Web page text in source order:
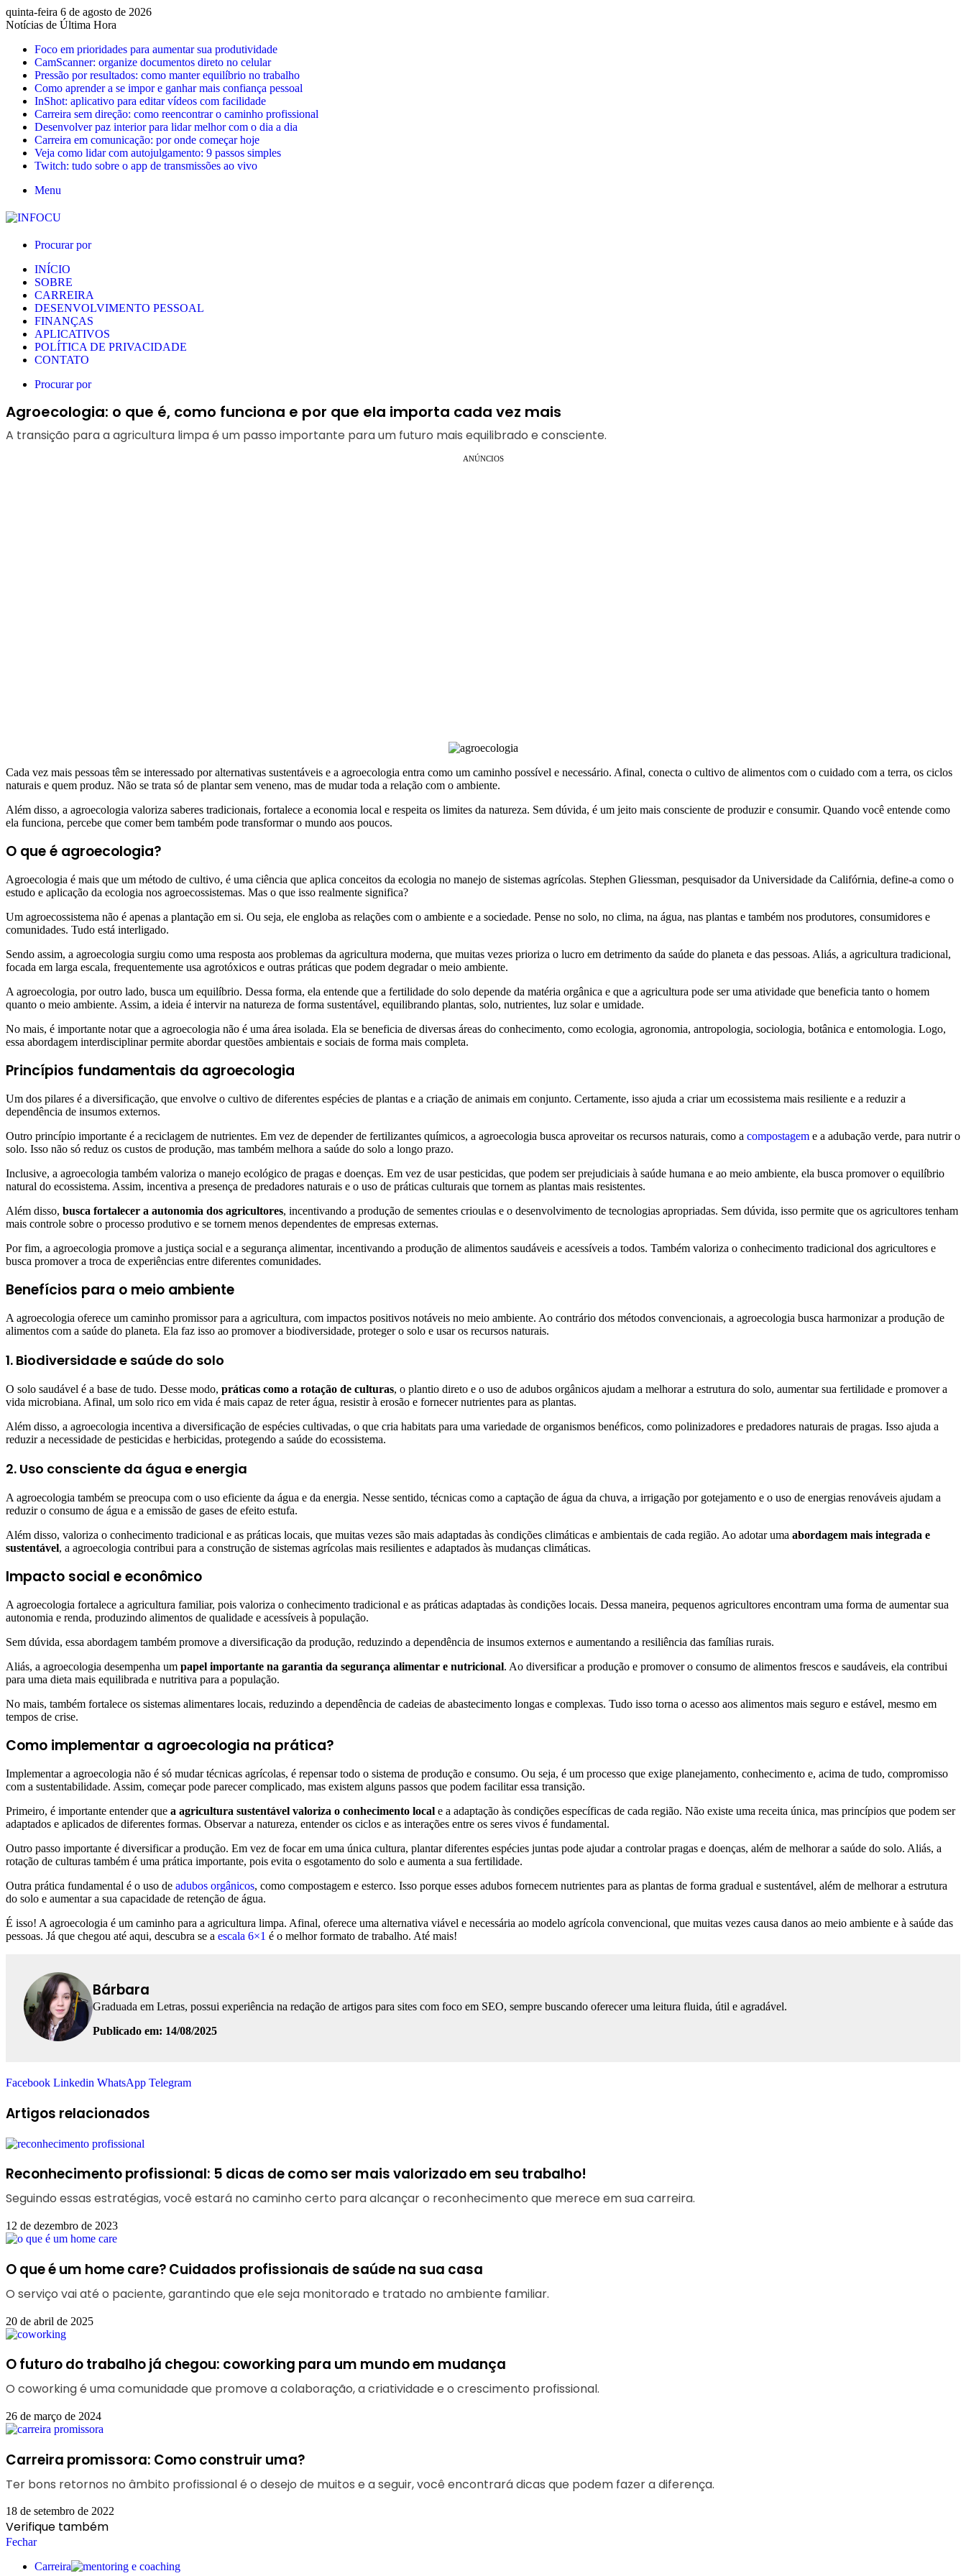
quinta-feira 6 de agosto de 2026
Notícias de Última Hora
Foco em prioridades para aumentar sua produtividade
CamScanner: organize documentos direto no celular
Pressão por resultados: como manter equilíbrio no trabalho
Como aprender a se impor e ganhar mais confiança pessoal
InShot: aplicativo para editar vídeos com facilidade
Carreira sem direção: como reencontrar o caminho profissional
Desenvolver paz interior para lidar melhor com o dia a dia
Carreira em comunicação: por onde começar hoje
Veja como lidar com autojulgamento: 9 passos simples
Twitch: tudo sobre o app de transmissões ao vivo
Menu
Procurar por
INÍCIO
SOBRE
CARREIRA
DESENVOLVIMENTO PESSOAL
FINANÇAS
APLICATIVOS
POLÍTICA DE PRIVACIDADE
CONTATO
Procurar por
Agroecologia: o que é, como funciona e por que ela importa cada vez mais
A transição para a agricultura limpa é um passo importante para um futuro mais equilibrado e consciente.
ANÚNCIOS
Cada vez mais pessoas têm se interessado por alternativas sustentáveis e a agroecologia entra como um caminho possível e necessário. Afinal, conecta o cultivo de alimentos com o cuidado com a terra, os ciclos
naturais e quem produz. Não se trata só de plantar sem veneno, mas de mudar toda a relação com o ambiente.
Além disso, a agroecologia valoriza saberes tradicionais, fortalece a economia local e respeita os limites da natureza. Sem dúvida, é um jeito mais consciente de produzir e consumir. Quando você entende como
ela funciona, percebe que comer bem também pode transformar o mundo aos poucos.
O que é agroecologia?
Agroecologia é mais que um método de cultivo, é uma ciência que aplica conceitos da ecologia no manejo de sistemas agrícolas. Stephen Gliessman, pesquisador da Universidade da Califórnia, define-a como o
estudo e aplicação da ecologia nos agroecossistemas. Mas o que isso realmente significa?
Um agroecossistema não é apenas a plantação em si. Ou seja, ele engloba as relações com o ambiente e a sociedade. Pense no solo, no clima, na água, nas plantas e também nos produtores, consumidores e
comunidades. Tudo está interligado.
Sendo assim, a agroecologia surgiu como uma resposta aos problemas da agricultura moderna, que muitas vezes prioriza o lucro em detrimento da saúde do planeta e das pessoas. Aliás, a agricultura tradicional,
focada em larga escala, frequentemente usa agrotóxicos e outras práticas que podem degradar o meio ambiente.
A agroecologia, por outro lado, busca um equilíbrio. Dessa forma, ela entende que a fertilidade do solo depende da matéria orgânica e que a agricultura pode ser uma atividade que beneficia tanto o homem
quanto o meio ambiente. Assim, a ideia é intervir na natureza de forma sustentável, equilibrando plantas, solo, nutrientes, luz solar e umidade.
No mais, é importante notar que a agroecologia não é uma área isolada. Ela se beneficia de diversas áreas do conhecimento, como ecologia, agronomia, antropologia, sociologia, botânica e entomologia. Logo,
essa abordagem interdisciplinar permite abordar questões ambientais e sociais de forma mais completa.
Princípios fundamentais da agroecologia
Um dos pilares é a diversificação, que envolve o cultivo de diferentes espécies de plantas e a criação de animais em conjunto. Certamente, isso ajuda a criar um ecossistema mais resiliente e a reduzir a
dependência de insumos externos.
Outro princípio importante é a reciclagem de nutrientes. Em vez de depender de fertilizantes químicos, a agroecologia busca aproveitar os recursos naturais, como a compostagem e a adubação verde, para nutrir o
solo. Isso não só reduz os custos de produção, mas também melhora a saúde do solo a longo prazo.
Inclusive, a agroecologia também valoriza o manejo ecológico de pragas e doenças. Em vez de usar pesticidas, que podem ser prejudiciais à saúde humana e ao meio ambiente, ela busca promover o equilíbrio
natural do ecossistema. Assim, incentiva a presença de predadores naturais e o uso de práticas culturais que tornem as plantas mais resistentes.
Além disso, busca fortalecer a autonomia dos agricultores, incentivando a produção de sementes crioulas e o desenvolvimento de tecnologias apropriadas. Sem dúvida, isso permite que os agricultores tenham
mais controle sobre o processo produtivo e se tornem menos dependentes de empresas externas.
Por fim, a agroecologia promove a justiça social e a segurança alimentar, incentivando a produção de alimentos saudáveis e acessíveis a todos. Também valoriza o conhecimento tradicional dos agricultores e
busca promover a troca de experiências entre diferentes comunidades.
Benefícios para o meio ambiente
A agroecologia oferece um caminho promissor para a agricultura, com impactos positivos notáveis no meio ambiente. Ao contrário dos métodos convencionais, a agroecologia busca harmonizar a produção de
alimentos com a saúde do planeta. Ela faz isso ao promover a biodiversidade, proteger o solo e usar os recursos naturais.
1. Biodiversidade e saúde do solo
O solo saudável é a base de tudo. Desse modo, práticas como a rotação de culturas, o plantio direto e o uso de adubos orgânicos ajudam a melhorar a estrutura do solo, aumentar sua fertilidade e promover a
vida microbiana. Afinal, um solo rico em vida é mais capaz de reter água, resistir à erosão e fornecer nutrientes para as plantas.
Além disso, a agroecologia incentiva a diversificação de espécies cultivadas, o que cria habitats para uma variedade de organismos benéficos, como polinizadores e predadores naturais de pragas. Isso ajuda a
reduzir a necessidade de pesticidas e herbicidas, protegendo a saúde do ecossistema.
2. Uso consciente da água e energia
A agroecologia também se preocupa com o uso eficiente da água e da energia. Nesse sentido, técnicas como a captação de água da chuva, a irrigação por gotejamento e o uso de energias renováveis ajudam a
reduzir o consumo de água e a emissão de gases de efeito estufa.
Além disso, valoriza o conhecimento tradicional e as práticas locais, que muitas vezes são mais adaptadas às condições climáticas e ambientais de cada região. Ao adotar uma abordagem mais integrada e
sustentável, a agroecologia contribui para a construção de sistemas agrícolas mais resilientes e adaptados às mudanças climáticas.
Impacto social e econômico
A agroecologia fortalece a agricultura familiar, pois valoriza o conhecimento tradicional e as práticas adaptadas às condições locais. Dessa maneira, pequenos agricultores encontram uma forma de aumentar sua
autonomia e renda, produzindo alimentos de qualidade e acessíveis à população.
Sem dúvida, essa abordagem também promove a diversificação da produção, reduzindo a dependência de insumos externos e aumentando a resiliência das famílias rurais.
Aliás, a agroecologia desempenha um papel importante na garantia da segurança alimentar e nutricional. Ao diversificar a produção e promover o consumo de alimentos frescos e saudáveis, ela contribui
para uma dieta mais equilibrada e nutritiva para a população.
No mais, também fortalece os sistemas alimentares locais, reduzindo a dependência de cadeias de abastecimento longas e complexas. Tudo isso torna o acesso aos alimentos mais seguro e estável, mesmo em
tempos de crise.
Como implementar a agroecologia na prática?
Implementar a agroecologia não é só mudar técnicas agrícolas, é repensar todo o sistema de produção e consumo. Ou seja, é um processo que exige planejamento, conhecimento e, acima de tudo, compromisso
com a sustentabilidade. Assim, começar pode parecer complicado, mas existem alguns passos que podem facilitar essa transição.
Primeiro, é importante entender que a agricultura sustentável valoriza o conhecimento local e a adaptação às condições específicas de cada região. Não existe uma receita única, mas princípios que podem ser
adaptados e aplicados de diferentes formas. Observar a natureza, entender os ciclos e as interações entre os seres vivos é fundamental.
Outro passo importante é diversificar a produção. Em vez de focar em uma única cultura, plantar diferentes espécies juntas pode ajudar a controlar pragas e doenças, além de melhorar a saúde do solo. Aliás, a
rotação de culturas também é uma prática importante, pois evita o esgotamento do solo e aumenta a sua fertilidade.
Outra prática fundamental é o uso de adubos orgânicos, como compostagem e esterco. Isso porque esses adubos fornecem nutrientes para as plantas de forma gradual e sustentável, além de melhorar a estrutura
do solo e aumentar a sua capacidade de retenção de água.
É isso! A agroecologia é um caminho para a agricultura limpa. Afinal, oferece uma alternativa viável e necessária ao modelo agrícola convencional, que muitas vezes causa danos ao meio ambiente e à saúde das
pessoas. Já que chegou até aqui, descubra se a escala 6×1 é o melhor formato de trabalho. Até mais!
Bárbara
Graduada em Letras, possui experiência na redação de artigos para sites com foco em SEO, sempre buscando oferecer uma leitura fluida, útil e agradável.
Publicado em: 14/08/2025
Facebook Linkedin WhatsApp Telegram
Artigos relacionados
Reconhecimento profissional: 5 dicas de como ser mais valorizado em seu trabalho!
Seguindo essas estratégias, você estará no caminho certo para alcançar o reconhecimento que merece em sua carreira.
12 de dezembro de 2023
O que é um home care? Cuidados profissionais de saúde na sua casa
O serviço vai até o paciente, garantindo que ele seja monitorado e tratado no ambiente familiar.
20 de abril de 2025
O futuro do trabalho já chegou: coworking para um mundo em mudança
O coworking é uma comunidade que promove a colaboração, a criatividade e o crescimento profissional.
26 de março de 2024
Carreira promissora: Como construir uma?
Ter bons retornos no âmbito profissional é o desejo de muitos e a seguir, você encontrará dicas que podem fazer a diferença.
18 de setembro de 2022
Verifique também
Fechar
Carreira